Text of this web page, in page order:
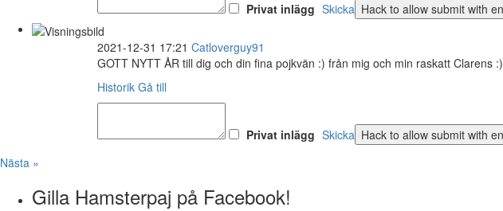
Privat inlägg Skicka
2021-12-31 17:21 Catloverguy91
GOTT NYTT ÅR till dig och din fina pojkvän :) från mig och min raskatt Clarens :)
Historik Gå till
Privat inlägg Skicka
Nästa »
Gilla Hamsterpaj på Facebook!